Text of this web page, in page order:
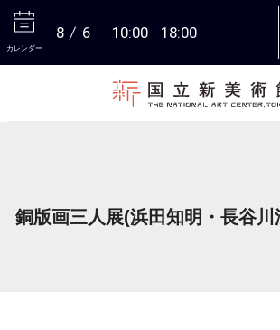
カレンダー
8 6 10:00 18:00
銅版画三人展(浜田知明・長谷